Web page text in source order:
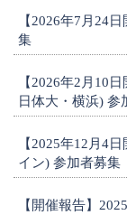
【2026年7月24
集
【2026年2月10
日体大・横浜) 参
【2025年12月4
イン) 参加者募集
【開催報告】